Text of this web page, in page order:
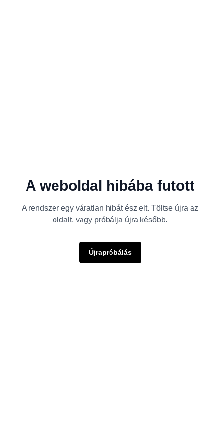
A weboldal hibába futott
A rendszer egy váratlan hibát észlelt. Töltse újra az
oldalt, vagy próbálja újra később.
Újrapróbálás